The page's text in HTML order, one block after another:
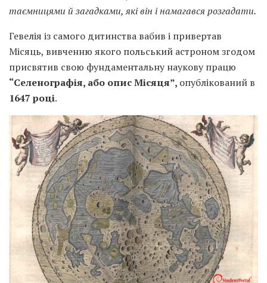
таємницями й загадками, які він і намагався розгадати.
Гевелія із самого дитинства вабив і привертав
Місяць, вивченню якого польський астроном згодом
присвятив свою фундаментальну наукову працю
“Селенографія, або опис Місяця”, опублікований в
1647 році.